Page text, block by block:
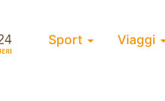
Sport Viaggi